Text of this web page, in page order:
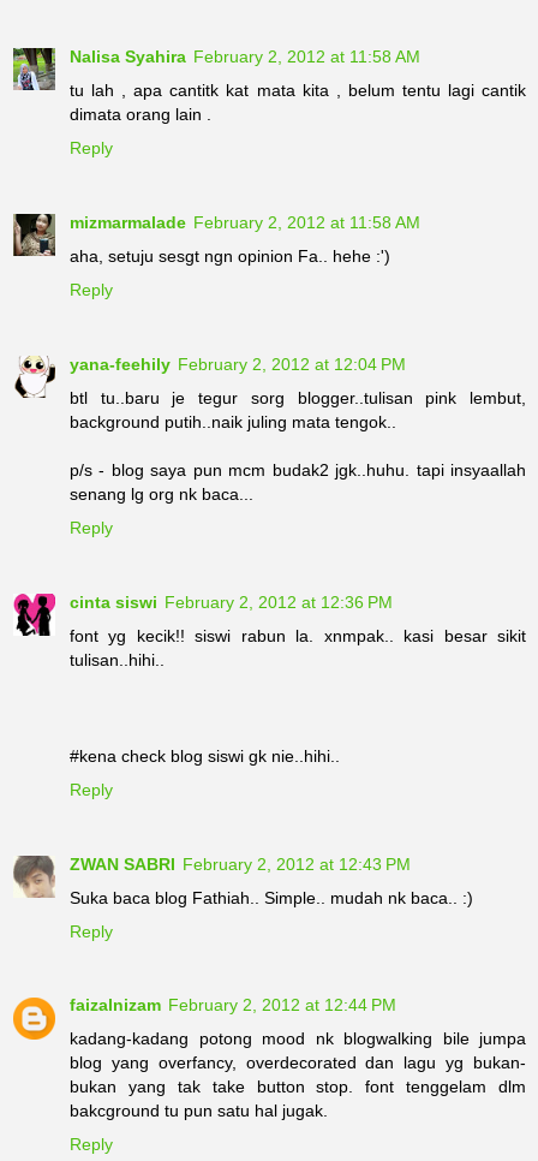
Nalisa Syahira February 2, 2012 at 11:58 AM
tu lah , apa cantitk kat mata kita , belum tentu lagi cantik
dimata orang lain .
Reply
mizmarmalade February 2, 2012 at 11:58 AM
aha, setuju sesgt ngn opinion Fa.. hehe :')
Reply
yana-feehily February 2, 2012 at 12:04 PM
btl tu..baru je tegur sorg blogger..tulisan pink lembut,
background putih..naik juling mata tengok..
p/s - blog saya pun mcm budak2 jgk..huhu. tapi insyaallah
senang lg org nk baca...
Reply
cinta siswi February 2, 2012 at 12:36 PM
font yg kecik!! siswi rabun la. xnmpak.. kasi besar sikit
tulisan..hihi..
#kena check blog siswi gk nie..hihi..
Reply
ZWAN SABRI February 2, 2012 at 12:43 PM
Suka baca blog Fathiah.. Simple.. mudah nk baca.. :)
Reply
faizalnizam February 2, 2012 at 12:44 PM
kadang-kadang potong mood nk blogwalking bile jumpa
blog yang overfancy, overdecorated dan lagu yg bukan-
bukan yang tak take button stop. font tenggelam dlm
bakcground tu pun satu hal jugak.
Reply